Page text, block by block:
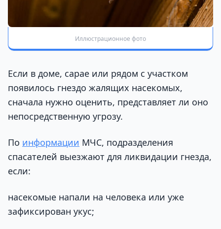
Иллюстрационное фото
Если в доме, сарае или рядом с участком
появилось гнездо жалящих насекомых,
сначала нужно оценить, представляет ли оно
непосредственную угрозу.
По информации МЧС, подразделения
спасателей выезжают для ликвидации гнезда,
если:
насекомые напали на человека или уже
зафиксирован укус;